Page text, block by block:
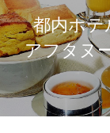
都内ホ
アフタヌ